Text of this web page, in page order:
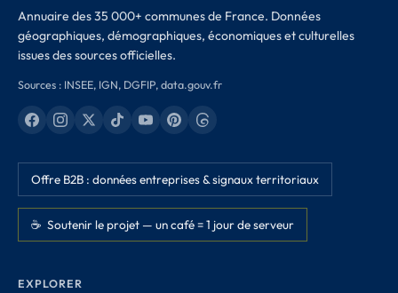
Annuaire des 35 000+ communes de France. Données
géographiques, démographiques, économiques et culturelles
issues des sources officielles.
Sources : INSEE, IGN, DGFIP, data.gouv.fr
Offre B2B : données entreprises & signaux territoriaux
☕ Soutenir le projet — un café = 1 jour de serveur
EXPLORER